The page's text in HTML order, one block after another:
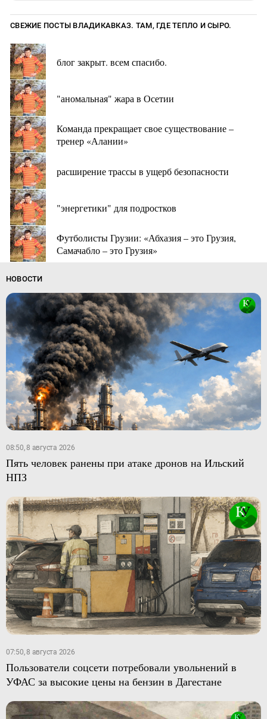
СВЕЖИЕ ПОСТЫ ВЛАДИКАВКАЗ. ТАМ, ГДЕ ТЕПЛО И СЫРО.
блог закрыт. всем спасибо.
"аномальная" жара в Осетии
Команда прекращает свое существование –
тренер «Алании»
расширение трассы в ущерб безопасности
"энергетики" для подростков
Футболисты Грузии: «Абхазия – это Грузия,
Самачабло – это Грузия»
НОВОСТИ
08:50, 8 августа 2026
Пять человек ранены при атаке дронов на Ильский
НПЗ
07:50, 8 августа 2026
Пользователи соцсети потребовали увольнений в
УФАС за высокие цены на бензин в Дагестане